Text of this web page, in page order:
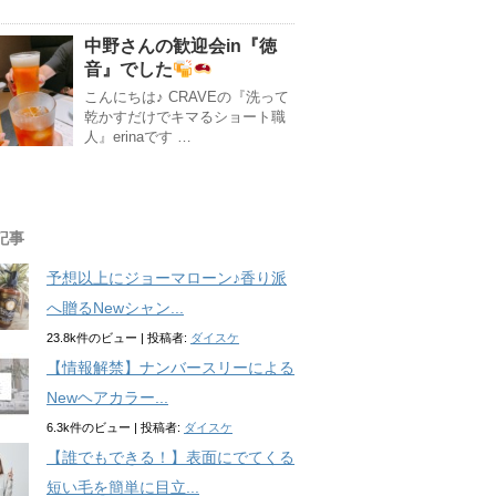
中野さんの歓迎会in『徳
音』でした
こんにちは♪ CRAVEの『洗って
乾かすだけでキマるショート職
人』erinaです …
事
予想以上にジョーマローン♪香り派
へ贈るNewシャン...
23.8k件のビュー | 投稿者: ダイスケ
【情報解禁】ナンバースリーによる
Newヘアカラー...
6.3k件のビュー | 投稿者: ダイスケ
【誰でもできる！】表面にでてくる
短い毛を簡単に目立...